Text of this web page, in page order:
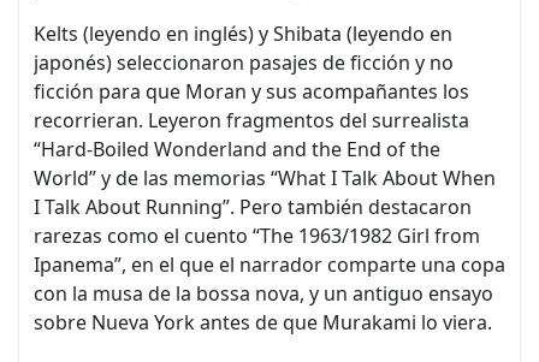
Kelts (leyendo en inglés) y Shibata (leyendo en
japonés) seleccionaron pasajes de ficción y no
ficción para que Moran y sus acompañantes los
recorrieran. Leyeron fragmentos del surrealista
“Hard-Boiled Wonderland and the End of the
World” y de las memorias “What I Talk About When
I Talk About Running”. Pero también destacaron
rarezas como el cuento “The 1963/1982 Girl from
Ipanema”, en el que el narrador comparte una copa
con la musa de la bossa nova, y un antiguo ensayo
sobre Nueva York antes de que Murakami lo viera.